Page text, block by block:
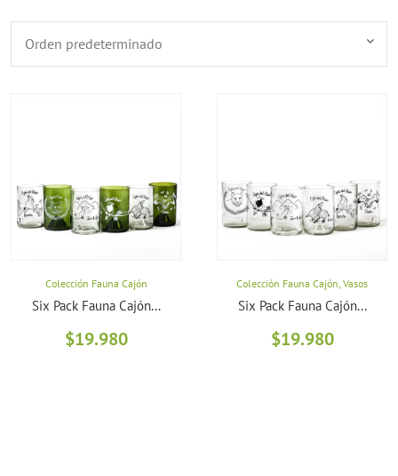
Colección Fauna Cajón
Six Pack Fauna Cajón...
$19.980
Colección Fauna Cajón Vasos
Six Pack Fauna Cajón...
$19.980